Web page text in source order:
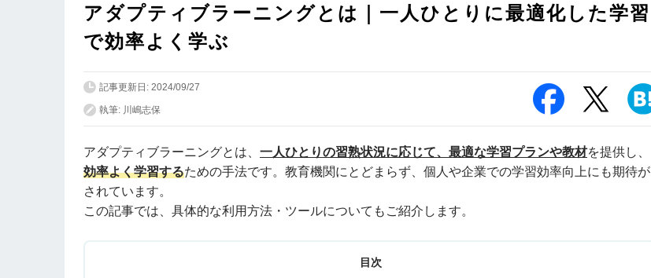
アダプティブラーニングとは｜一人ひとりに最適化した学習
で効率よく学ぶ
記事更新日: 2024/09/27
執筆: 川嶋志保
アダプティブラーニングとは、 一人ひとりの習熟状況に応じて、最適な学習プランや教材を提供し、
効率よく学習するための手法です。教育機関にとどまらず、個人や企業での学習効率向上にも期待が
されています。
この記事では、具体的な利用方法・ツールについてもご紹介します。
目次